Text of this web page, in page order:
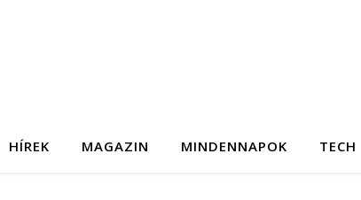
HÍREK MAGAZIN MINDENNAPOK TECH